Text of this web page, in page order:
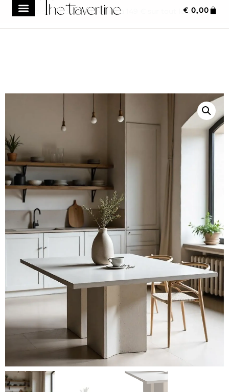
Frais de transport réduit à 149 € sur tout le site
€ 0,00